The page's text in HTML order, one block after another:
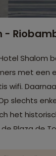
-
Shalom
met een
wifi.
slechts
het
Plaza de